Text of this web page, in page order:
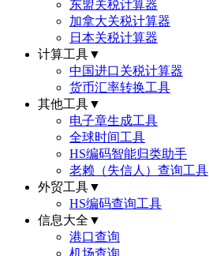
东盟关税计算器
加拿大关税计算器
日本关税计算器
计算工具▼
中国进口关税计算器
货币汇率转换工具
其他工具▼
电子章生成工具
全球时间工具
HS编码智能归类助手
老赖（失信人）查询工具
外贸工具▼
HS编码查询工具
信息大全 ▼
港口查询
机场查询